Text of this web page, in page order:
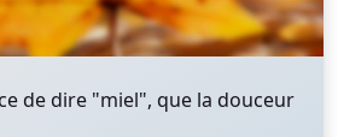
de dire "miel", que la douceur